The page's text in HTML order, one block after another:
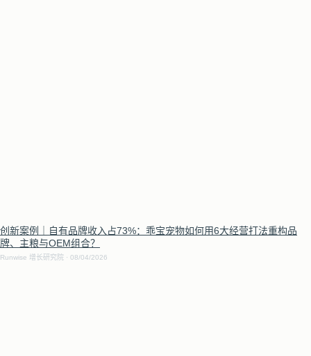
创新案例｜自有品牌收入占73%：乖宝宠物如何用6大经营打法重构品
牌、主粮与OEM组合？
Runwise 增长研究院 08/04/2026